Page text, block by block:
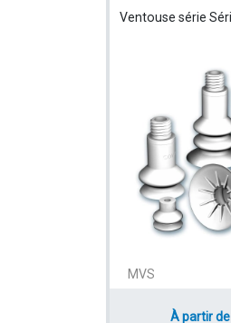
Ventouse série
MVS
À partir de